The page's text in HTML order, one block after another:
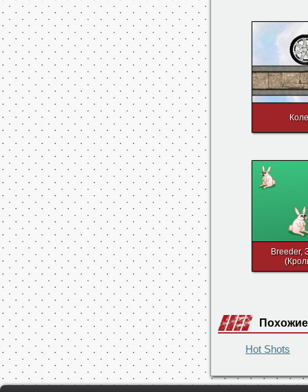
Тарелки
Breeder,